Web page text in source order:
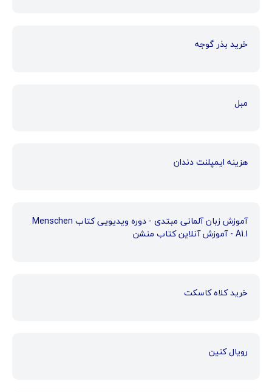
خرید بذر گوجه
مبل
هزینه ایمپلنت دندان
آموزش زبان آلمانی مبتدی - دوره ویدیویی کتاب Menschen
A1.1 - آموزش آنلاین کتاب منشن
خرید کلاه کاسکت
رویال کنین